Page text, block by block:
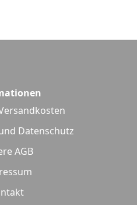
Datenschutz
AGB